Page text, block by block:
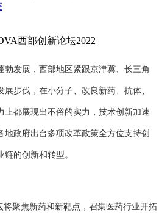
勃发展，西部地区紧跟京津冀、长三角
步伐，在小分子、改良新药、抗体、
上都展现出不俗的实力，技术创新加速
地政府出台多项改革政策全方位支持创
的创新和转型。
聚焦新药和新靶点，召集医药行业开拓